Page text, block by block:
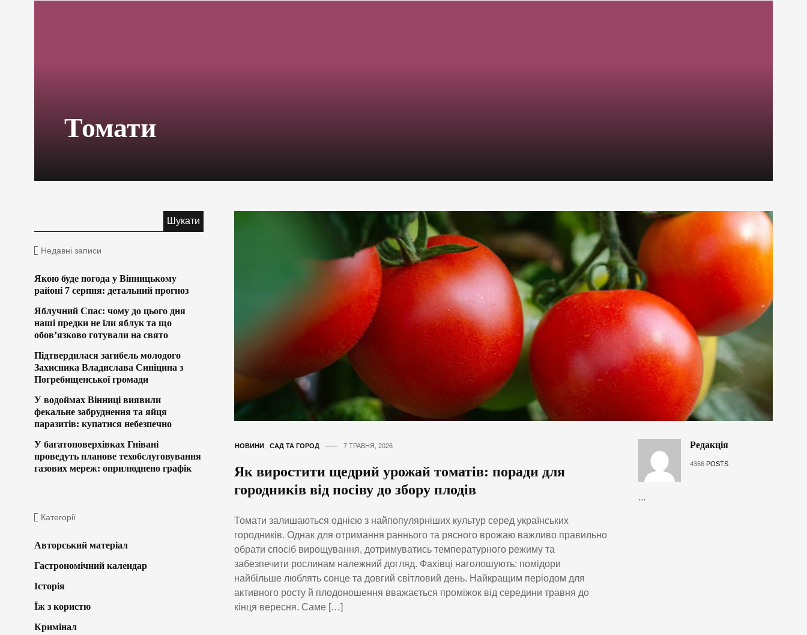
Томати
НОВИНИ, САД ТА ГОРОД 7 ТРАВНЯ, 2026
Як виростити щедрий урожай томатів: поради для
городників від посіву до збору плодів
Томати залишаються однією з найпопулярніших культур серед українських
городників. Однак для отримання раннього та рясного врожаю важливо правильно
обрати спосіб вирощування, дотримуватись температурного режиму та
забезпечити рослинам належний догляд. Фахівці наголошують: помідори
найбільше люблять сонце та довгий світловий день. Найкращим періодом для
активного росту й плодоношення вважається проміжок від середини травня до
кінця вересня. Саме […]
Редакція
4366 POSTS
...
Недавні записи
Якою буде погода у Вінницькому
районі 7 серпня: детальний прогноз
Яблучний Спас: чому до цього дня
наші предки не їли яблук та що
обов’язково готували на свято
Підтвердилася загибель молодого
Захисника Владислава Синіцина з
Погребищенської громади
У водоймах Вінниці виявили
фекальне забруднення та яйця
паразитів: купатися небезпечно
У багатоповерхівках Гнівані
проведуть планове техобслуговування
газових мереж: оприлюднено графік
Категорії
Авторський матеріал
Гастрономічний календар
Історія
Їж з користю
Кримінал